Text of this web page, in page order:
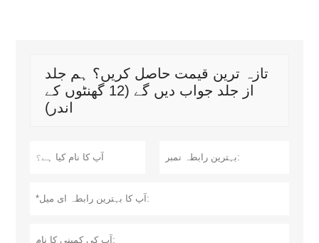
تازہ ترین قیمت حاصل کریں؟ ہم جلد
از جلد جواب دیں گے (12 گھنٹوں کے
اندر)